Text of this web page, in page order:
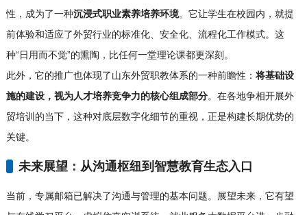
性，成为了一种沉浸式职业素养培养环境。它让学生在校园内，就提
前体验和适应了外贸行业的标准化、安全化、流程化工作模式。这
种“日用而不觉”的熏陶，比任何一堂理论课都更深刻。
此外，它的推广也体现了山东外贸职教体系的一种前瞻性： 将基础设
施的建设，视为人才培养竞争力的核心组成部分。在各地争相开展外
贸培训的当下，这种对底层数字化细节的重视，正是构建长期优势的
关键。
未来展望：从沟通枢纽到智慧教育生态入口
当前，专属邮箱已解决了沟通与管理的基本问题。展望未来，它有望